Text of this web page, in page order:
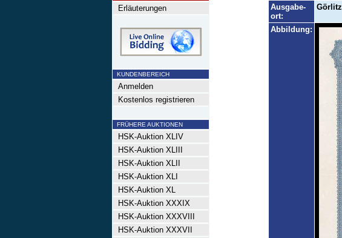
Erläuterungen
KUNDENBEREICH
Anmelden
Kostenlos registrieren
FRÜHERE AUKTIONEN
HSK-Auktion XLIV
HSK-Auktion XLIII
HSK-Auktion XLII
HSK-Auktion XLI
HSK-Auktion XL
HSK-Auktion XXXIX
HSK-Auktion XXXVIII
HSK-Auktion XXXVII
Ausgabe-
ort:
Görlitz
Abbildung: